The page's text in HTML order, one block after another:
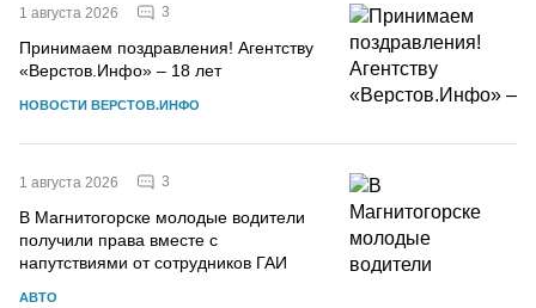
1 августа 2026 3
Принимаем поздравления! Агентству
«Верстов.Инфо» – 18 лет
НОВОСТИ ВЕРСТОВ.ИНФО
1 августа 2026 3
В Магнитогорске молодые водители
получили права вместе с
напутствиями от сотрудников ГАИ
АВТО